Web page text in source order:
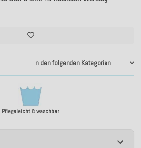
Pflegeleicht & waschbar
In den folgenden Kategorien